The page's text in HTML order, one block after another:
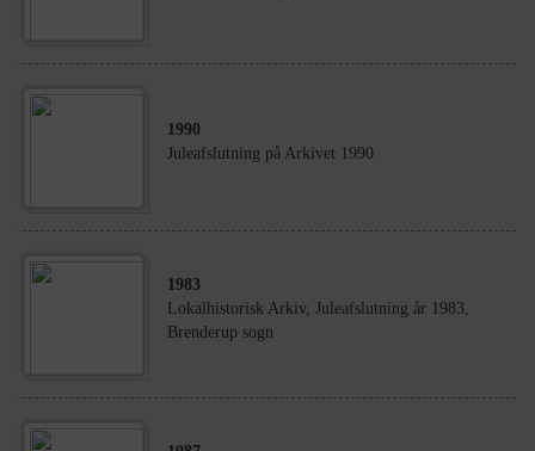
1990
Juleafslutning på Arkivet 1990
1983
Lokalhistorisk Arkiv, Juleafslutning år 1983,
Brenderup sogn